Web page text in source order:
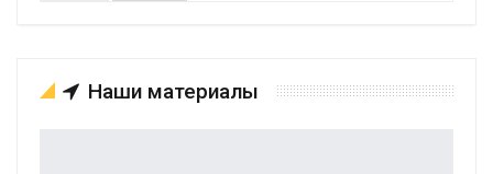
Наши материалы